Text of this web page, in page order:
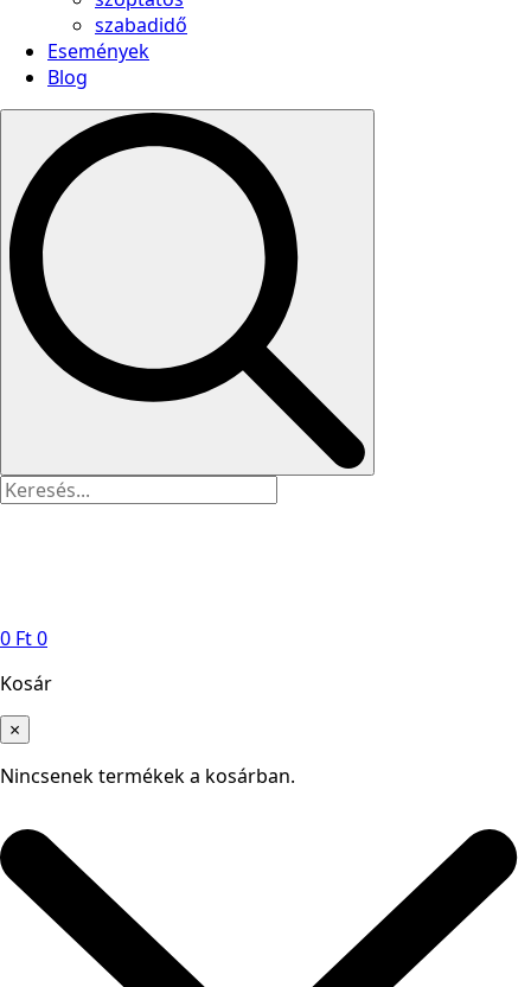
szabadidő
Események
Blog
Search
0 Ft0
Kosár
×
Nincsenek termékek a kosárban.